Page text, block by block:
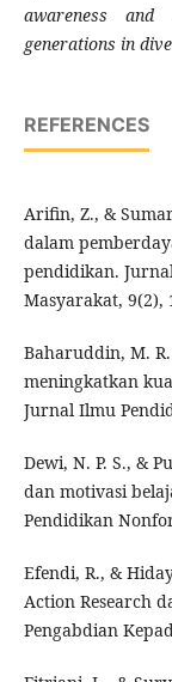
awareness
generations in
REFERENCES
Arifin, Z., &
dalam
pendidikan.
Masyarakat, 9(2),
Baharuddin, M.
meningkatkan
Jurnal Ilmu
Dewi, N. P. S., &
dan motivasi
Pendidikan
Efendi, R., &
Action Research
Pengabdian